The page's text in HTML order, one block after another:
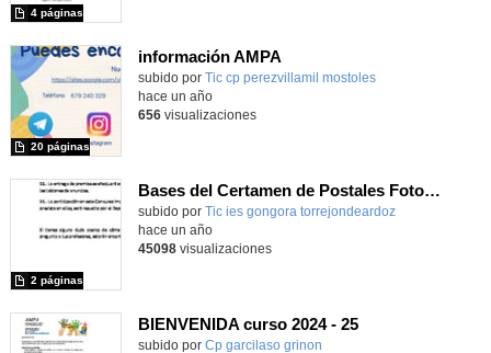
4 páginas
información AMPA
subido por Tic cp perezvillamil mostoles
20 páginas
-
hace un año
656visualizaciones
Bases del Certamen de Postales Fotográficas Matemáticas I Edición 2024-2025
Contenido educativo.
subido por Tic ies gongora torrejondeardoz
2 páginas
-
hace un año
45098visualizaciones
BIENVENIDA curso 2024 - 25
subido por Cp garcilaso grinon